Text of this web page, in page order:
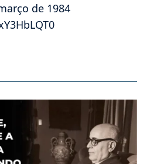
de 1984